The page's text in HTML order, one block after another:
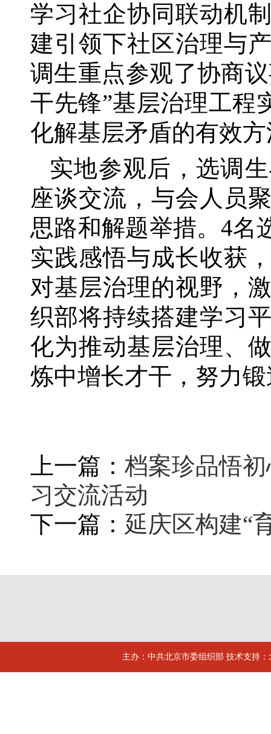
学习社企协同联动机
建引领下社区治理与
调生重点参观了协商
干先锋”基层治理工程
化解基层矛盾的有效
实地参观后，选调
座谈交流，与会人员
思路和解题举措。 4名
实践感悟与成长收获
对基层治理的视野，
织部将持续搭建学习
化为推动基层治理、
炼中增长才干，努力
上一篇： 档案珍品悟
习交流活动
下一篇： 延庆区构建“
主办：中共北京市委组织部 技术支持